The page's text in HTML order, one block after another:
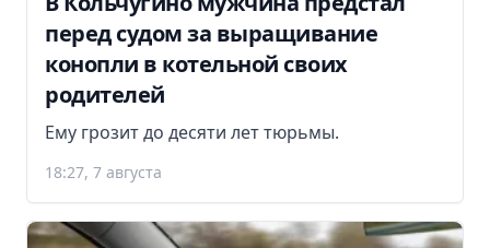
перед судом за выращивание
конопли в котельной своих
родителей
Ему грозит до десяти лет тюрьмы.
18:27, 7 августа